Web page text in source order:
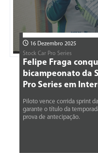
16 Dezembro 2025
Stock Car Pro Series
Felipe Fraga
bicampeonato da
Pro Series em
Piloto vence corrida sprint
garante o título da
prova de antecipação.